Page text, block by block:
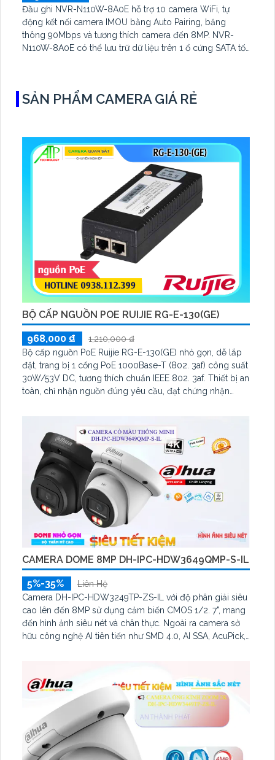
Đầu ghi NVR-N110W-8A0E hỗ trợ 10 camera WiFi, tự
động kết nối camera IMOU bằng Auto Pairing, băng
thông 90Mbps và tương thích camera đến 8MP. NVR-
N110W-8A0E có thể lưu trữ dữ liệu trên 1 ổ cứng SATA tối
SẢN PHẨM CAMERA GIÁ RẺ
BỘ CẤP NGUỒN POE RUIJIE RG-E-130(GE)
968,000 ₫
1,210,000 ₫
Bộ cấp nguồn PoE Ruijie RG-E-130(GE) nhỏ gọn, dễ lắp
đặt, trang bị 1 cổng PoE 1000Base-T (802. 3af) công suất
30W/53V DC, tương thích chuẩn IEEE 802. 3af. Thiết bị an
toàn, chỉ nhận nguồn đúng yêu cầu, đạt chứng nhận
CAMERA DOME 8MP DH-IPC-HDW3649QMP-S-IL
5%-35%
Liên Hệ
Camera DH-IPC-HDW3249TP-ZS-IL với độ phân giải siêu
cao lên đến 8MP sử dụng cảm biến CMOS 1/2. 7", mang
đến hình ảnh siêu nét và chân thực. Ngoài ra camera sở
hữu công nghệ AI tiên tiến như SMD 4.0, AI SSA, AcuPick,